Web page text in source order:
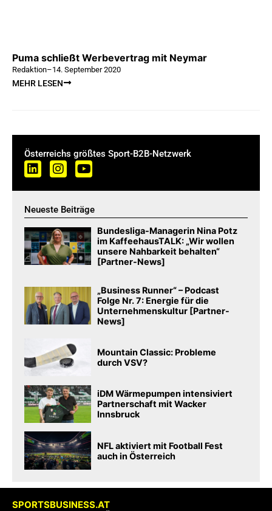
Puma schließt Werbevertrag mit Neymar
Redaktion–14. September 2020
MEHR LESEN
Österreichs größtes Sport-B2B-Netzwerk
Neueste Beiträge
Bundesliga-Managerin Nina Potz
im KaffeehausTALK: „Wir wollen
unsere Nahbarkeit behalten“
[Partner-News]
„Business Runner“ – Podcast
Folge Nr. 7: Energie für die
Unternehmenskultur [Partner-
News]
Mountain Classic: Probleme
durch VSV?
iDM Wärmepumpen intensiviert
Partnerschaft mit Wacker
Innsbruck
NFL aktiviert mit Football Fest
auch in Österreich
SPORTSBUSINESS.AT